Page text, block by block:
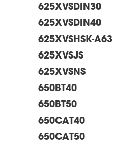
625XVSDIN30
625XVSDIN40
625XVSHSK-A63
625XVSJS
625XVSNS
650BT40
650BT50
650CAT40
650CAT50